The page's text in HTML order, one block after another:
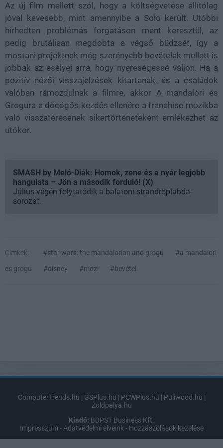
Az új film mellett szól, hogy a költségvetése állítólag
jóval kevesebb, mint amennyibe a Solo került. Utóbbi
hírhedten problémás forgatáson ment keresztül, az
pedig brutálisan megdobta a végső büdzsét, így a
mostani projektnek még szerényebb bevételek mellett is
jobbak az esélyei arra, hogy nyereségessé váljon. Ha a
pozitív nézői visszajelzések kitartanak, és a családok
valóban rámozdulnak a filmre, akkor A mandalóri és
Grogura a döcögős kezdés ellenére a franchise mozikba
való visszatérésének sikertörténeteként emlékezhet az
utókor.
SMASH by Meló-Diák: Homok, zene és a nyár legjobb
hangulata – Jön a második forduló! (X)
Július végén folytatódik a balatoni strandröplabda-
sorozat.
Címkék: #star wars: the mandalorian and grogu
#a mandalori
és grogu
#disney #mozi #bevétel
ComputerTrends.hu | GSPlus.hu | PCWPlus.hu | Puliwood.hu |
Zoldpalya.hu
Kiadó: BDPST Business Kft.
Impresszum -Adatvédelmi elveink- Hozzászólások kezelése